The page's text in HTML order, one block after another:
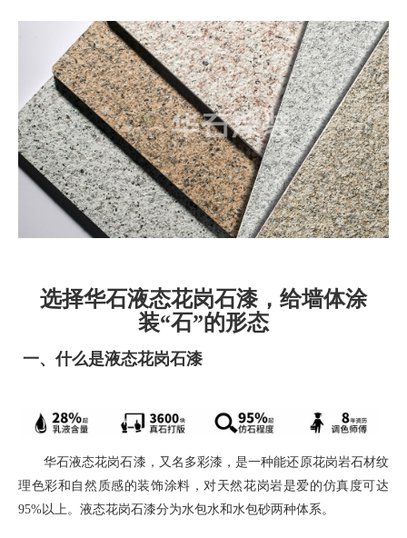
选择华石液态花岗石漆，给墙体涂
装“石”的形态
一、什么是液态花岗石漆
华石液态花岗石漆， 又名多彩漆，是一种能还原花岗岩石材纹
理色彩和自然质感的装饰涂料 ，对天然花岗岩是爱的仿真度可达
95%以上。液态花岗石漆分为水包水和水包砂两种体系。